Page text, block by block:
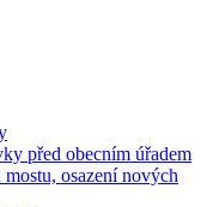
před obecním úřadem
osazení nových